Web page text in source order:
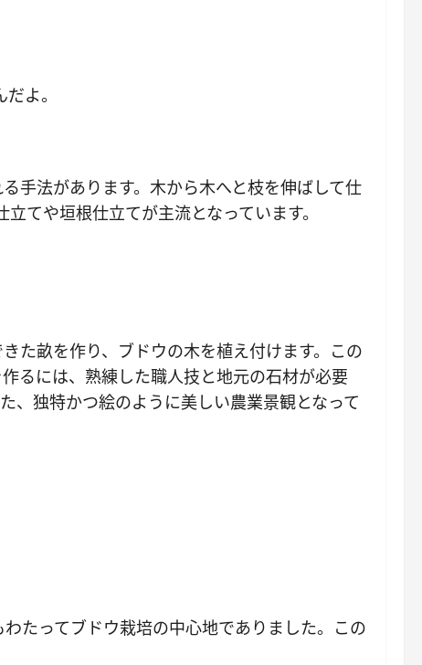
よ。
手法があります。木から木へと枝を伸ばして仕
てや垣根仕立てが主流となっています。
た畝を作り、ブドウの木を植え付けます。この
るには、熟練した職人技と地元の石材が必要
、独特かつ絵のように美しい農業景観となって
わたってブドウ栽培の中心地でありました。この